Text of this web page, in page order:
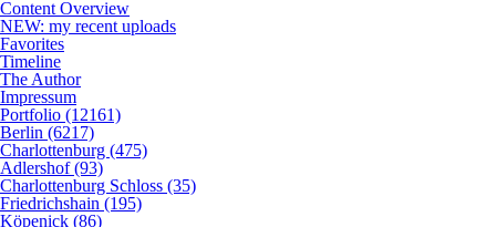
Content Overview
NEW: my recent uploads
Favorites
Timeline
The Author
Impressum
Portfolio (12161)
Berlin (6217)
Charlottenburg (475)
Adlershof (93)
Charlottenburg Schloss (35)
Friedrichshain (195)
Köpenick (86)